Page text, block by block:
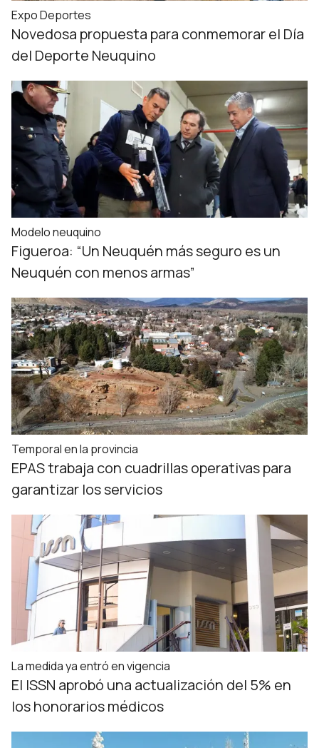
Expo Deportes
Novedosa propuesta para conmemorar el Día
del Deporte Neuquino
Modelo neuquino
Figueroa: “Un Neuquén más seguro es un
Neuquén con menos armas”
Temporal en la provincia
EPAS trabaja con cuadrillas operativas para
garantizar los servicios
La medida ya entró en vigencia
El ISSN aprobó una actualización del 5% en
los honorarios médicos